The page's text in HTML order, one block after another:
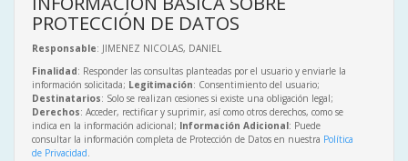
PROTECCIÓN DE DATOS
Responsable: JIMENEZ NICOLAS, DANIEL
Finalidad: Responder las consultas planteadas por el usuario y enviarle la
información solicitada; Legitimación: Consentimiento del usuario;
Destinatarios: Solo se realizan cesiones si existe una obligación legal;
Derechos: Acceder, rectificar y suprimir, así como otros derechos, como se
indica en la información adicional; Información Adicional: Puede
consultar la información completa de Protección de Datos en nuestra Política
de Privacidad.